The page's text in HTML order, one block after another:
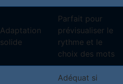
Adaptation
solide
Parfait pour
prévisualiser le
rythme et le
choix des mots
Adéquat si